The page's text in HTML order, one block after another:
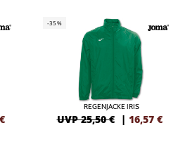
€
-35%
REGENJACKE IRIS
UVP 25,50 € | 16,57 €